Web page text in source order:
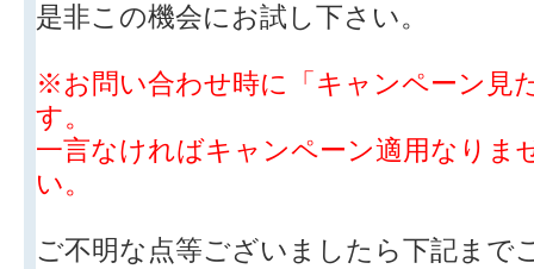
是非この機会にお試し下さい。
※お問い合わせ時に「キャンペーン見
す。
一言なければキャンペーン適用なりま
い。
ご不明な点等ございましたら下記まで